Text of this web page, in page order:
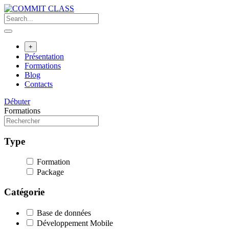
Skip
to
content
+
Présentation
Formations
Blog
Contacts
Débuter
Formations
Type
Formation
Package
Catégorie
Base de données
Développement Mobile